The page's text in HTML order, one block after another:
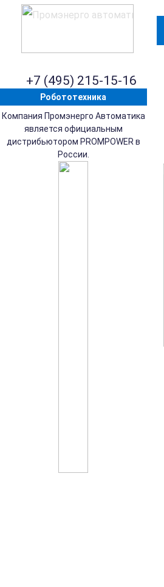
+7 (495) 215-15-16
Робототехника
Компания Промэнерго Автоматика
является официальным
дистрибьютором PROMPOWER в
России.